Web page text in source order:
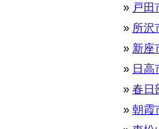
戸田
所沢
新座
日高
春日
朝霞